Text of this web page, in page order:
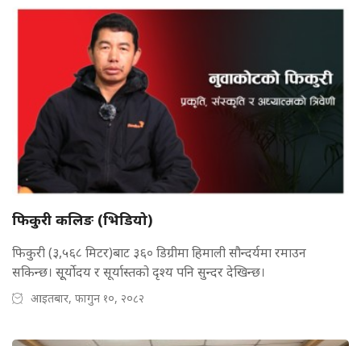
फिकुरी कलिङ (भिडियो)
फिकुरी (३,५६८ मिटर)बाट ३६० डिग्रीमा हिमाली सौन्दर्यमा रमाउन
सकिन्छ। सूूर्योदय र सूर्यास्तको दृश्य पनि सुन्दर देखिन्छ।
आइतबार, फागुन १०, २०८२